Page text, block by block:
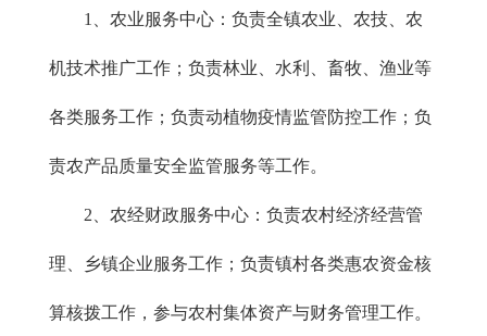
1、农业服务中心：负责全镇农业、农技、农
机技术推广工作；负责林业、水利、畜牧、渔业等
各类服务工作；负责动植物疫情监管防控工作；负
责农产品质量安全监管服务等工作。
2、农经财政服务中心：负责农村经济经营管
理、乡镇企业服务工作；负责镇村各类惠农资金核
算核拨工作，参与农村集体资产与财务管理工作。